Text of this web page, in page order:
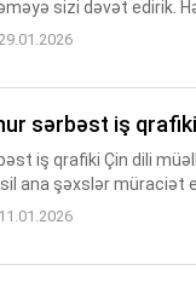
sizi dəvət edirik.
müəllimlərin özləri ilə
29.01.2026
sərbəst iş qrafiki
iş qrafiki Çin dili
ana şəxslər müraciət
Yalnız kursun
11.01.2026